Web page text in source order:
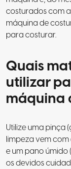
costurados com
máquina de
para costurar.
Quais
utilizar
máquina
Utilize uma pinça
limpeza vem
e um pano
os devidos